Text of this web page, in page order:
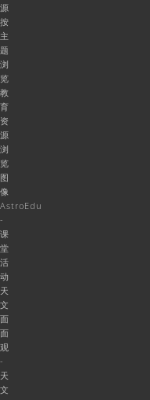
源
按
主
题
浏
览
教
育
资
源
浏
览
图
像
AstroEdu
-
课
堂
活
动
天
文
面
面
观
-
天
文